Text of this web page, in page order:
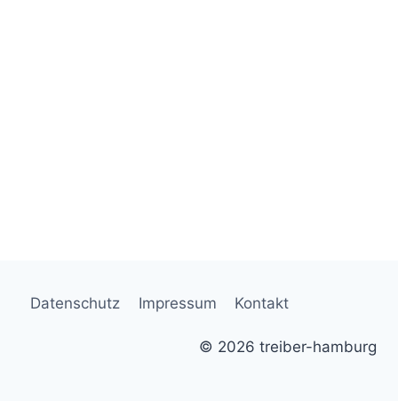
Datenschutz Impressum Kontakt
© 2026 treiber-hamburg